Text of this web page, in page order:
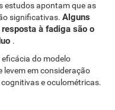
estudos apontam que as
significativas.Alguns
à fadiga são o
.
do modelo
levem em consideração
e oculométricas.